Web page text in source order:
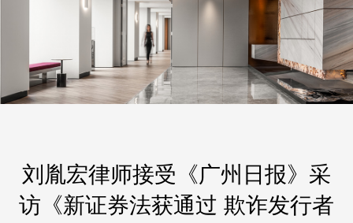
刘胤宏律师接受《广州日报》采
访《新证券法获通过 欺诈发行者